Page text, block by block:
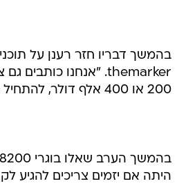
200 או 400 אלף דולר, להתחיל לרוץ יחד, לעבוד ולתקוף את השוק - ומשם להתקדם".
היתה אם יזמים צריכים להגיע